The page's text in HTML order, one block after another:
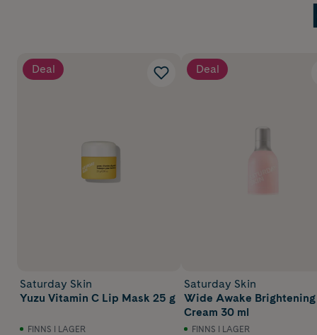
Deal
Saturday Skin
Yuzu Vitamin C Lip Mask 25 g
FINNS I LAGER
Deal
Saturday Skin
Wide Awake Brightening
Cream 30 ml
FINNS I LAGER